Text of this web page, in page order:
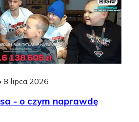
8 lipca 2026
- o czym naprawdę